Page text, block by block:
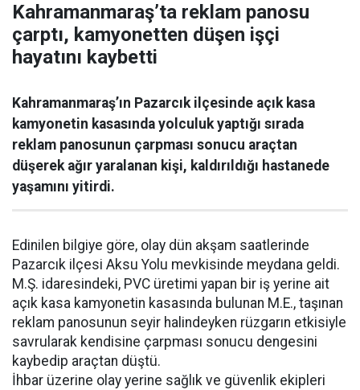
Kahramanmaraş’ta reklam panosu
çarptı, kamyonetten düşen işçi
hayatını kaybetti
Kahramanmaraş’ın Pazarcık ilçesinde açık kasa
kamyonetin kasasında yolculuk yaptığı sırada
reklam panosunun çarpması sonucu araçtan
düşerek ağır yaralanan kişi, kaldırıldığı hastanede
yaşamını yitirdi.
Edinilen bilgiye göre, olay dün akşam saatlerinde
Pazarcık ilçesi Aksu Yolu mevkisinde meydana geldi.
M.Ş. idaresindeki, PVC üretimi yapan bir iş yerine ait
açık kasa kamyonetin kasasında bulunan M.E., taşınan
reklam panosunun seyir halindeyken rüzgarın etkisiyle
savrularak kendisine çarpması sonucu dengesini
kaybedip araçtan düştü.
İhbar üzerine olay yerine sağlık ve güvenlik ekipleri